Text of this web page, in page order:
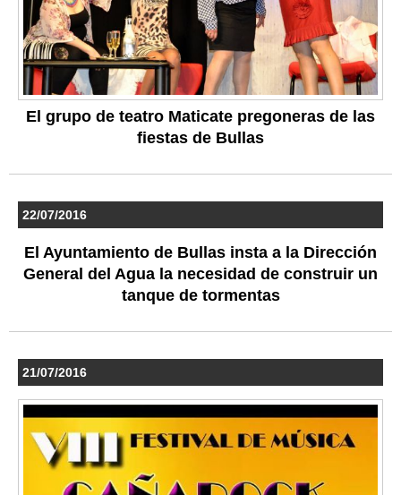
El grupo de teatro Maticate pregoneras de las
fiestas de Bullas
22/07/2016
El Ayuntamiento de Bullas insta a la Dirección
General del Agua la necesidad de construir un
tanque de tormentas
21/07/2016